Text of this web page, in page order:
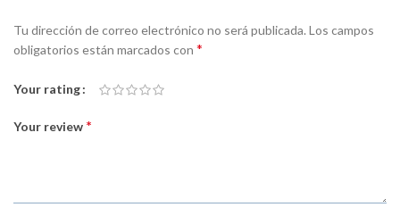
Tu dirección de correo electrónico no será publicada.Los campos
obligatorios están marcados con *
Your rating
Your review *